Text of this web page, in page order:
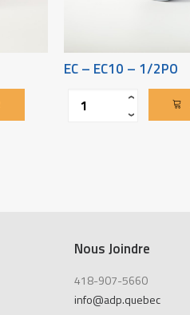
EC – EC10 – 1/2PO
‹
›
Nous Joindre
418-907-5660
info@adp.quebec